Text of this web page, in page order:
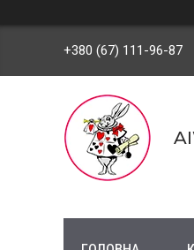
+380 (67) 111-96-87